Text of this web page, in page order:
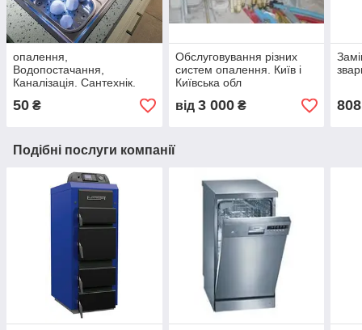
опалення,
Водопостачання,
Каналізація. Сантехнік.
50 ₴
Обслуговування різних
систем опалення. Київ і
Київська обл
від 3 000₴ 808
Подібні послуги компанії